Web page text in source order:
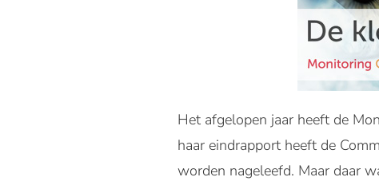
Het afgelopen jaar heeft de
haar eindrapport heeft de
worden nageleefd. Maar daar